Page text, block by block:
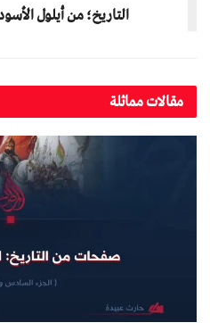
التاريخ؛ من أيلول
مقالات مماثلة